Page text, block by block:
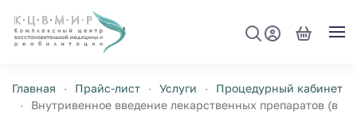
Перейти к содержимому
Главная Прайс-лист Услуги
Процедурный кабинет
Внутривенное введение лекарственных препаратов (в